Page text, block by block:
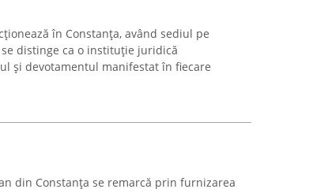
în Constanța, având sediul pe
distinge ca o instituție juridică
și devotamentul manifestat în fiecare
din Constanța se remarcă prin furnizarea